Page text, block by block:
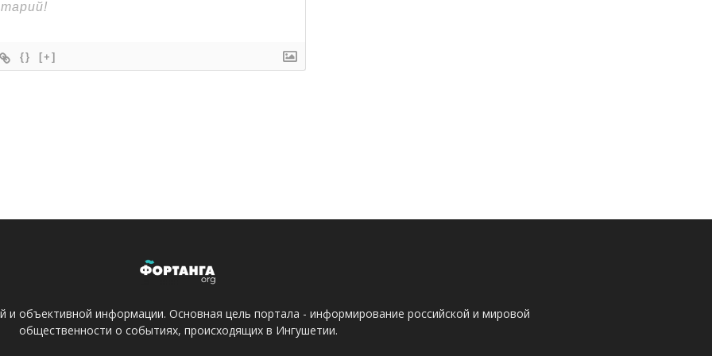
{} [+]
и объективной информации. Основная цель портала - информирование российской и мировой
общественности о событиях, происходящих в Ингушетии.